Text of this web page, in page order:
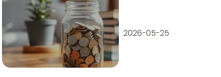
informacjach
2026-05-25